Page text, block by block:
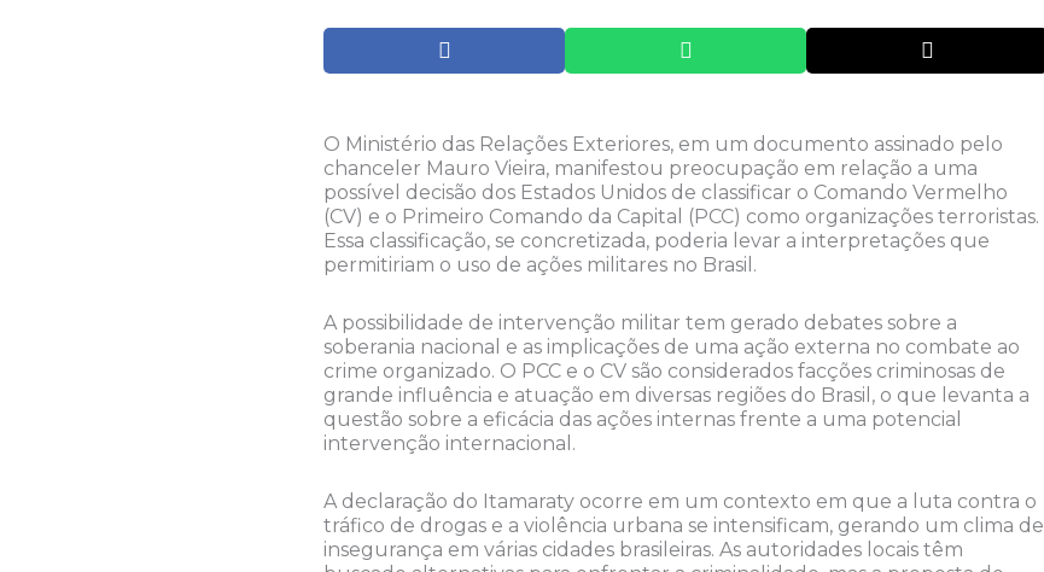
O Ministério das Relações Exteriores, em um documento assinado pelo
chanceler Mauro Vieira, manifestou preocupação em relação a uma
possível decisão dos Estados Unidos de classificar o Comando Vermelho
(CV) e o Primeiro Comando da Capital (PCC) como organizações terroristas.
Essa classificação, se concretizada, poderia levar a interpretações que
permitiriam o uso de ações militares no Brasil.
A possibilidade de intervenção militar tem gerado debates sobre a
soberania nacional e as implicações de uma ação externa no combate ao
crime organizado. O PCC e o CV são considerados facções criminosas de
grande influência e atuação em diversas regiões do Brasil, o que levanta a
questão sobre a eficácia das ações internas frente a uma potencial
intervenção internacional.
A declaração do Itamaraty ocorre em um contexto em que a luta contra o
tráfico de drogas e a violência urbana se intensificam, gerando um clima de
insegurança em várias cidades brasileiras. As autoridades locais têm